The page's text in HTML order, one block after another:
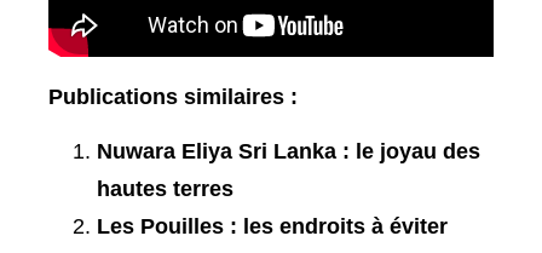
Publications similaires :
Nuwara Eliya Sri Lanka : le joyau des
hautes terres
Les Pouilles : les endroits à éviter